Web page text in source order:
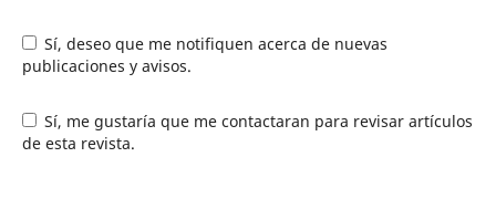
Sí, deseo que me notifiquen acerca de nuevas
publicaciones y avisos.
Sí, me gustaría que me contactaran para revisar artículos
de esta revista.